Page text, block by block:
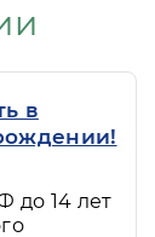
в
до 14 лет